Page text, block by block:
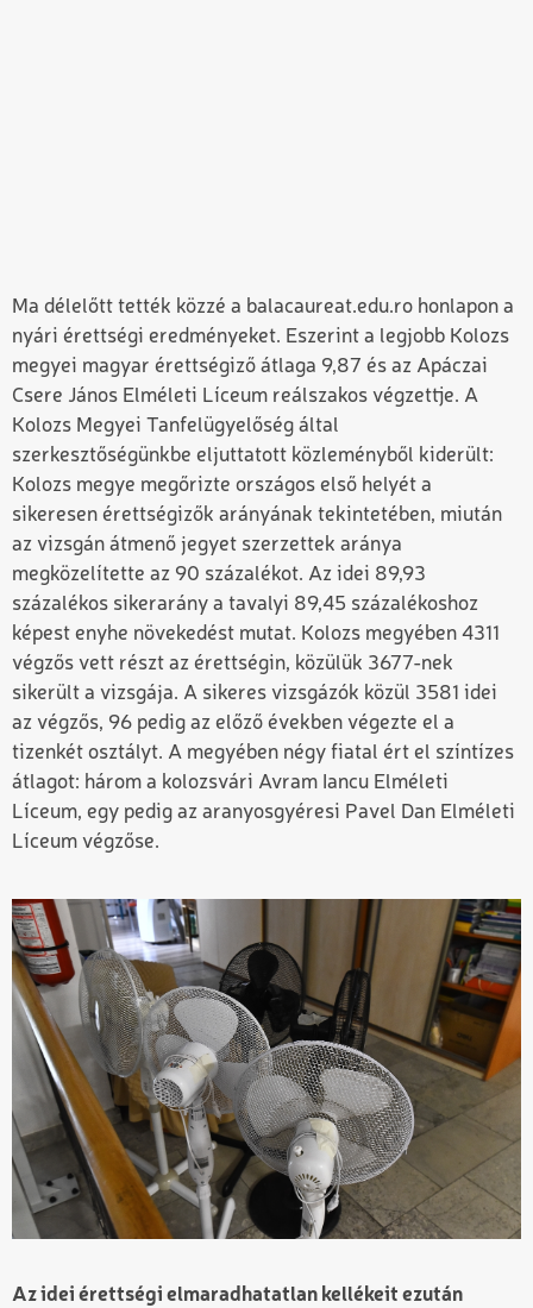
Ma délelőtt tették közzé a balacaureat.edu.ro honlapon a
nyári érettségi eredményeket. Eszerint a legjobb Kolozs
megyei magyar érettségiző átlaga 9,87 és az Apáczai
Csere János Elméleti Líceum reálszakos végzettje. A
Kolozs Megyei Tanfelügyelőség által
szerkesztőségünkbe eljuttatott közleményből kiderült:
Kolozs megye megőrizte országos első helyét a
sikeresen érettségizők arányának tekintetében, miután
az vizsgán átmenő jegyet szerzettek aránya
megközelítette az 90 százalékot. Az idei 89,93
százalékos sikerarány a tavalyi 89,45 százalékoshoz
képest enyhe növekedést mutat. Kolozs megyében 4311
végzős vett részt az érettségin, közülük 3677-nek
sikerült a vizsgája. A sikeres vizsgázók közül 3581 idei
az végzős, 96 pedig az előző években végezte el a
tizenkét osztályt. A megyében négy fiatal ért el színtízes
átlagot: három a kolozsvári Avram Iancu Elméleti
Líceum, egy pedig az aranyosgyéresi Pavel Dan Elméleti
Líceum végzőse.
Az idei érettségi elmaradhatatlan kellékeit ezután